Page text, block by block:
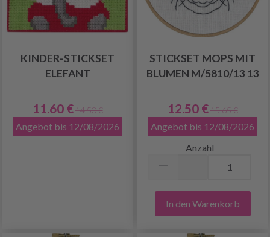
KINDER-STICKSET
ELEFANT
11.60 € 14.50 €
Angebot bis 12/08/2026
STICKSET MOPS MIT
BLUMEN M/5810/13 13
12.50 € 15.65 €
Angebot bis 12/08/2026
Anzahl
In den Warenkorb